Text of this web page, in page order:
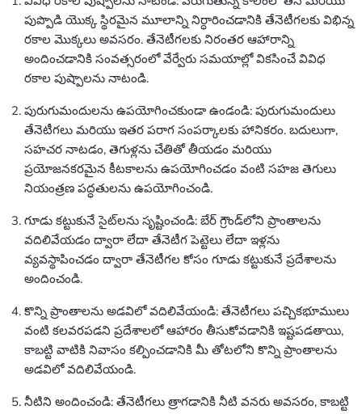
పుప్పొడి యొక్క స్థిరమైన మూలాన్ని నిర్ధారించడానికి తేనెటీగలకు విభిన్న
రకాల మొక్కలు అవసరం. తేనెటీగలకు నిరంతర ఆహారాన్ని
అందించడానికి సంవత్సరంలో వేర్వేరు సమయాల్లో వికసించే వివిధ
రకాల పుష్పాలను నాటండి.
పురుగుమందులను ఉపయోగించకుండా ఉండండి: పురుగుమందులు
తేనెటీగలు మరియు ఇతర పరాగ సంపర్కాలకు హానికరం. బదులుగా,
సహచర నాటడం, తెగుళ్లను చేతితో తీయడం మరియు
ప్రయోజనకరమైన కీటకాలను ఉపయోగించడం వంటి సహజ తెగులు
నియంత్రణ పద్ధతులను ఉపయోగించండి.
గూడు కట్టుకునే సైట్‌లను సృష్టించండి: బేర్ గ్రౌండ్‌లోని ప్రాంతాలను
వదిలివేయడం ద్వారా లేదా తేనెటీగ పెట్టెలు లేదా ఇళ్లను
వ్యవస్థాపించడం ద్వారా తేనెటీగల కోసం గూడు కట్టుకునే ప్రదేశాలను
అందించండి.
కొన్ని ప్రాంతాలను అడవిలో వదిలివేయండి: తేనెటీగలు పచ్చికభూములు
వంటి కలవరపడని ప్రదేశాలలో ఆహారం తీసుకోవడానికి ఇష్టపడతాయి,
కాబట్టి వాటికి నివాసం కల్పించడానికి మీ తోటలోని కొన్ని ప్రాంతాలను
అడవిలో వదిలివేయండి.
నీటిని అందించండి: తేనెటీగలు త్రాగడానికి నీటి వనరు అవసరం, కాబట్టి